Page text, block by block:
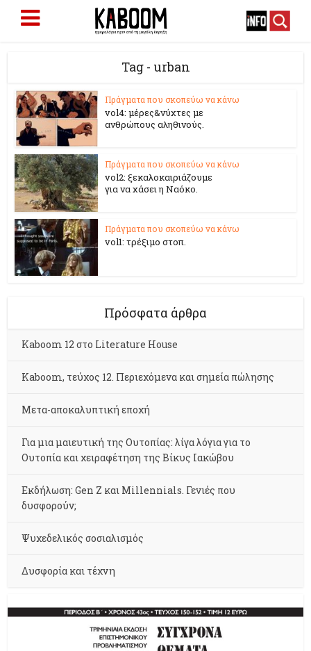
Tag - urban
Πράγματα που σκοπεύω να κάνω
vol4: μέρες&νύχτες με
ανθρώπους αληθινούς.
Πράγματα που σκοπεύω να κάνω
vol2: ξεκαλοκαιριάζουμε
για να χάσει η Ναόκο.
Πράγματα που σκοπεύω να κάνω
vol1: τρέξιμο στοπ.
Πρόσφατα άρθρα
Kaboom 12 στο Literature House
Kaboom, τεύχος 12. Περιεχόμενα και σημεία πώλησης
Μετα-αποκαλυπτική εποχή
Για μια μαιευτική της Ουτοπίας: λίγα λόγια για το
Ουτοπία και χειραφέτηση της Βίκυς Ιακώβου
Εκδήλωση: Gen Z και Millennials. Γενιές που
δυσφορούν;
Ψυχεδελικός σοσιαλισμός
Δυσφορία και τέχνη